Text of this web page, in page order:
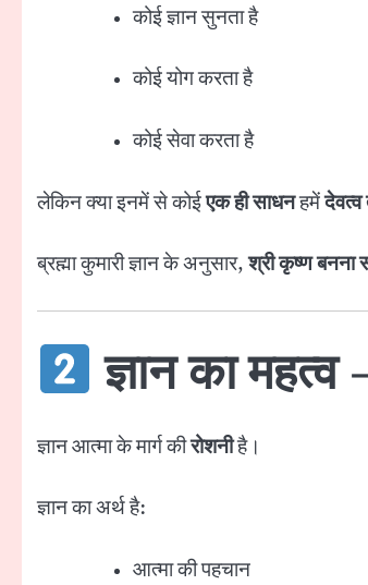
कोई ज्ञान सुनता है
कोई योग करता है
कोई सेवा करता है
लेकिन क्या इनमें से कोईएक ही साधनहमें
ब्रह्मा कुमारी ज्ञान के अनुसार,श्री कृष्ण बनना
ज्ञान का महत्व
ज्ञान आत्मा के मार्ग कीरोशनीहै।
ज्ञान का अर्थ है:
आत्मा की पहचान